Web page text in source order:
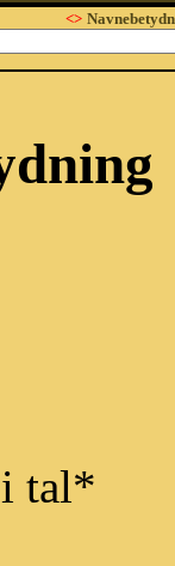
<>
tal*